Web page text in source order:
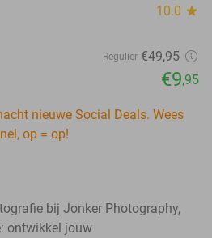
10.0 star
Regulier €49,95
€9,95
nieuwe Social Deals. Wees
op = op!
bij Jonker Photography,
ontwikkel jouw